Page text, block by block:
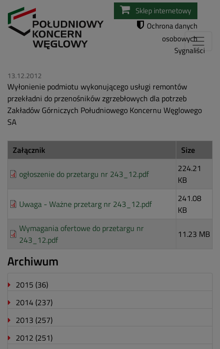
Przejdź
do
Sklep internetowy
Ochrona danych
osobowych
Sygnaliści
13.12.2012
Wyłonienie podmiotu wykonującego usługi remontów
przekładni do przenośników zgrzebłowych dla potrzeb
Zakładów Górniczych Południowego Koncernu Węglowego
SA
Załącznik Size
ogłoszenie do przetargu nr 243_12.pdf
224.21
KB
Uwaga - Ważne przetarg nr 243_12.pdf
241.08
KB
Wymagania ofertowe do przetargu nr
243_12.pdf
11.23 MB
Archiwum
2015 (36)
2014 (237)
2013 (257)
2012 (251)